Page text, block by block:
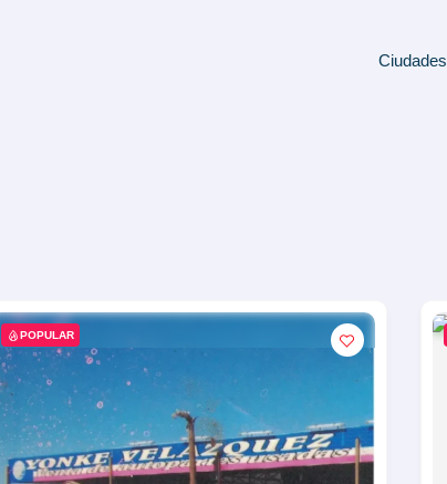
Ciudades
POPULAR